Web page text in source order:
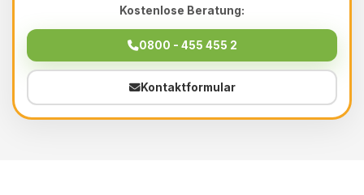
Kostenlose Beratung:
0800 - 455 455 2
Kontaktformular